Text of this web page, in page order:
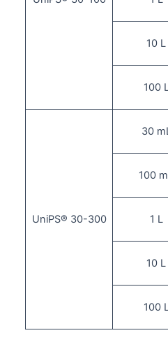
10 L
100
UniPS® 30-300
30
100
1 L
10 L
100